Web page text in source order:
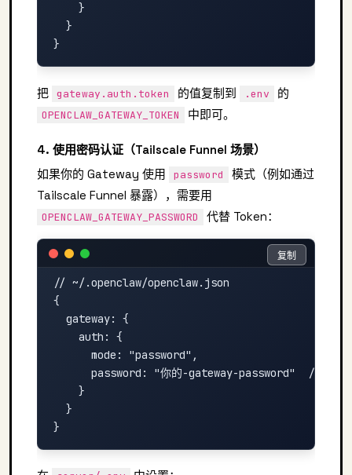
    }
  }
把 gateway.auth.token 的值复制到 .env 的
OPENCLAW_GATEWAY_TOKEN 中即可。
4. 使用密码认证（Tailscale Funnel 场景）
如果你的 Gateway 使用
password
模式（例如通过
Tailscale Funnel 暴露），需要用
OPENCLAW_GATEWAY_PASSWORD 代替 Token：
// ~/.openclaw/openclaw.json
{
  gateway: {
    auth: {
      mode: "password",
password: "你的-gateway-password"  // ← 复
    }
  }
复制
复制